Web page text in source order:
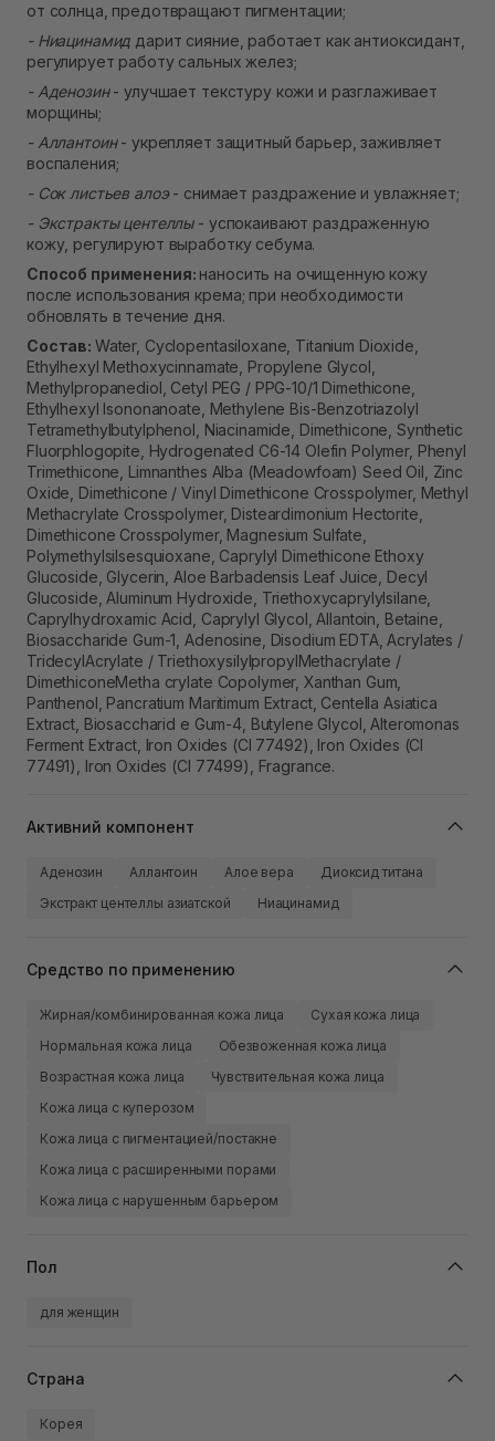
от солнца, предотвращают пигментации;
- Ниацинамид дарит сияние, работает как антиоксидант,
регулирует работу сальных желез;
- Аденозин- улучшает текстуру кожи и разглаживает
морщины;
- Аллантоин- укрепляет защитный барьер, заживляет
воспаления;
- Сок листьев алоэ- снимает раздражение и увлажняет;
- Экстракты центеллы- успокаивают раздраженную
кожу, регулируют выработку себума.
Способ применения: наносить на очищенную кожу
после использования крема; при необходимости
обновлять в течение дня.
Состав: Water, Cyclopentasiloxane, Titanium Dioxide,
Ethylhexyl Methoxycinnamate, Propylene Glycol,
Methylpropanediol, Cetyl PEG / PPG-10/1 Dimethicone,
Ethylhexyl Isononanoate, Methylene Bis-Benzotriazolyl
Tetramethylbutylphenol, Niacinamide, Dimethicone, Synthetic
Fluorphlogopite, Hydrogenated C6-14 Olefin Polymer, Phenyl
Trimethicone, Limnanthes Alba (Meadowfoam) Seed Oil, Zinc
Oxide, Dimethicone / Vinyl Dimethicone Crosspolymer, Methyl
Methacrylate Crosspolymer, Disteardimonium Hectorite,
Dimethicone Crosspolymer, Magnesium Sulfate,
Polymethylsilsesquioxane, Caprylyl Dimethicone Ethoxy
Glucoside, Glycerin, Aloe Barbadensis Leaf Juice, Decyl
Glucoside, Aluminum Hydroxide, Triethoxycaprylylsilane,
Caprylhydroxamic Acid, Caprylyl Glycol, Allantoin, Betaine,
Biosaccharide Gum-1, Adenosine, Disodium EDTA, Acrylates /
TridecylAcrylate / TriethoxysilylpropylMethacrylate /
DimethiconeMetha crylate Copolymer, Xanthan Gum,
Panthenol, Pancratium Maritimum Extract, Centella Asiatica
Extract, Biosaccharid e Gum-4, Butylene Glycol, Alteromonas
Ferment Extract, Iron Oxides (CI 77492), Iron Oxides (CI
77491), Iron Oxides (CI 77499), Fragrance.
Активний компонент
Аденозин Аллантоин Алое вера
Диоксид титана
Экстракт центеллы азиатской
Ниацинамид
Средство по применению
Жирная/комбинированная кожа лица
Сухая кожа лица
Нормальная кожа лица
Обезвоженная кожа лица
Возрастная кожа лица
Чувствительная кожа лица
Кожа лица с куперозом
Кожа лица с пигментацией/постакне
Кожа лица с расширенными порами
Кожа лица с нарушенным барьером
Пол
для женщин
Страна
Корея